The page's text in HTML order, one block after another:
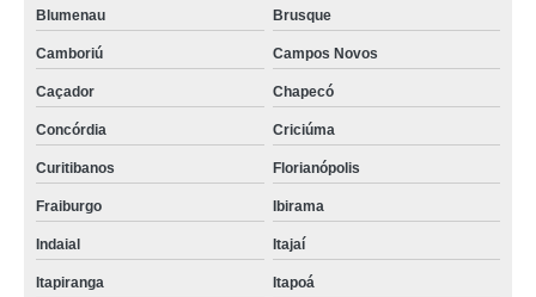
Blumenau Brusque
Camboriú Campos Novos
Caçador Chapecó
Concórdia Criciúma
Curitibanos Florianópolis
Fraiburgo Ibirama
Indaial Itajaí
Itapiranga Itapoá